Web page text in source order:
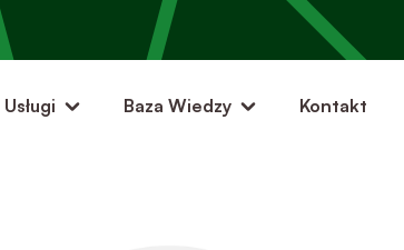
Usługi Baza Wiedzy Kontakt